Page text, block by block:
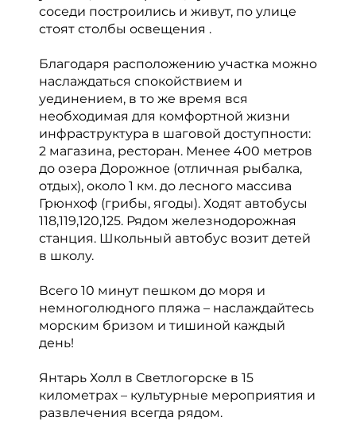
соседи построились и живут, по улице
стоят столбы освещения .
Благодаря расположению участка можно
наслаждаться спокойствием и
уединением, в то же время вся
необходимая для комфортной жизни
инфраструктура в шаговой доступности:
2 магазина, ресторан. Менее 400 метров
до озера Дорожное (отличная рыбалка,
отдых), около 1 км. до лесного массива
Грюнхоф (грибы, ягоды). Ходят автобусы
118,119,120,125. Рядом железнодорожная
станция. Школьный автобус возит детей
в школу.
Всего 10 минут пешком до моря и
немноголюдного пляжа – наслаждайтесь
морским бризом и тишиной каждый
день!
Янтарь Холл в Светлогорске в 15
километрах – культурные мероприятия и
развлечения всегда рядом.